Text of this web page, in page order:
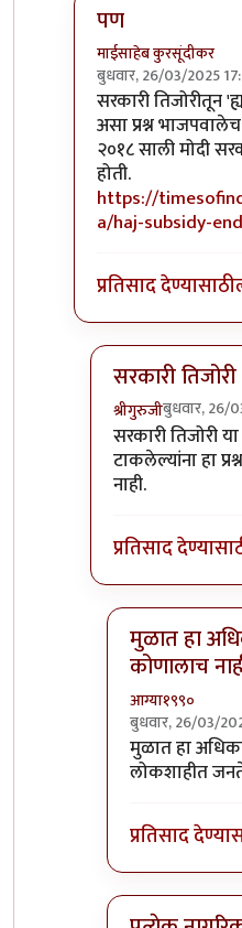
पण
माईसाहेब कुरसूंदीकर
बुधवार, 26/03/2025
In reply toहाजला
सरकारी तिजोरीतून
असा प्रश्न
२०१८ साली मोदी
होती.
https://
a/haj-subsidy-
प्रतिसाद देण्यासाठी
सरकारी
श्रीगुरुजीबुधवार, 26/
In reply toपण
सरकारी तिजोरी
टाकलेल्यांना हा
नाही.
प्रतिसाद
मुळात हा
कोणालाच
आग्या१९९०
बुधवार, 26/03/
In reply to
मुळात हा
लोकशाहीत
प्रतिसाद